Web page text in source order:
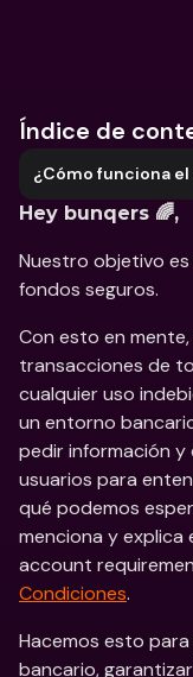
Índice de
¿Cómo funciona
Hey bunqers 🌈,
Nuestro objetivo
fondos seguros.
Con esto en
transacciones de
cualquier uso
un entorno
pedir información
usuarios para
qué podemos
menciona y explica
account
Condiciones.
Hacemos esto
bancario,